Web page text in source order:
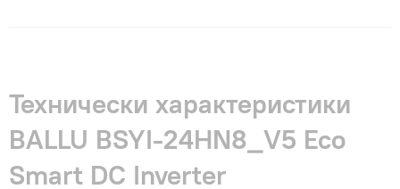
Технически характеристики
BALLU BSYI-24HN8_V5 Eco
Smart DC Inverter